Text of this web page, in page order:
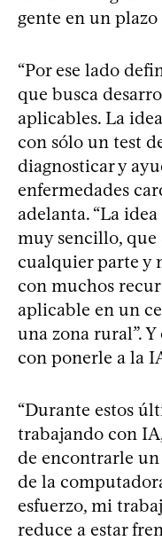
gente en un plazo
“Por ese lado
que busca
aplicables. La
con sólo un test
diagnosticar y
enfermedades
adelanta. “La
muy sencillo, que
cualquier parte y
con muchos
aplicable en un
una zona rural”.
con ponerle a la
“Durante estos
trabajando con
de encontrarle
de la
esfuerzo, mi
reduce a estar